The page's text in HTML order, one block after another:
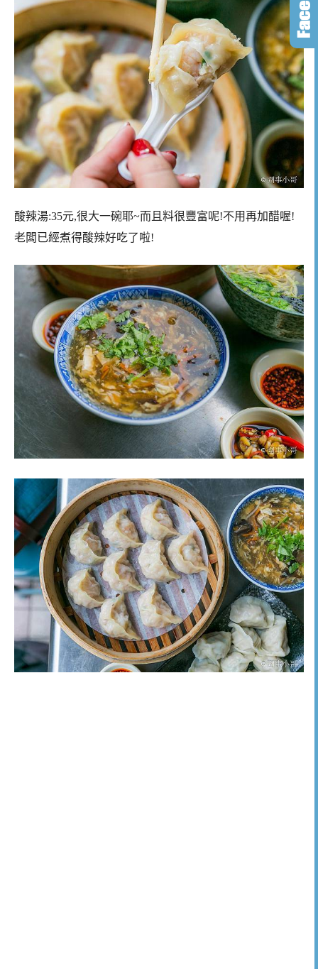
酸辣湯:35元,很大一碗耶~而且料很豐富呢!不用再加醋喔!
老闆已經煮得酸辣好吃了啦!